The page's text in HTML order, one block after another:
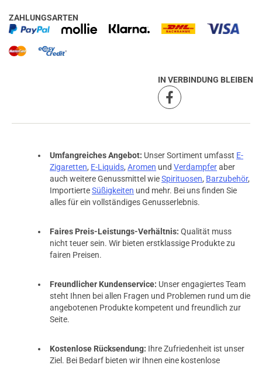
ZAHLUNGSARTEN
IN VERBINDUNG BLEIBEN
Umfangreiches Angebot: Unser Sortiment umfasst E-
Zigaretten, E-Liquids, Aromen und Verdampferaber
auch weitere Genussmittel wieSpirituosen, Barzubehör,
ImportierteSüßigkeiten und mehr. Bei uns finden Sie
alles für ein vollständiges Genusserlebnis.
Faires Preis-Leistungs-Verhältnis: Qualität muss
nicht teuer sein. Wir bieten erstklassige Produkte zu
fairen Preisen.
Freundlicher Kundenservice: Unser engagiertes Team
steht Ihnen bei allen Fragen und Problemen rund um die
angebotenen Produkte kompetent und freundlich zur
Seite.
Kostenlose Rücksendung: Ihre Zufriedenheit ist unser
Ziel. Bei Bedarf bieten wir Ihnen eine kostenlose